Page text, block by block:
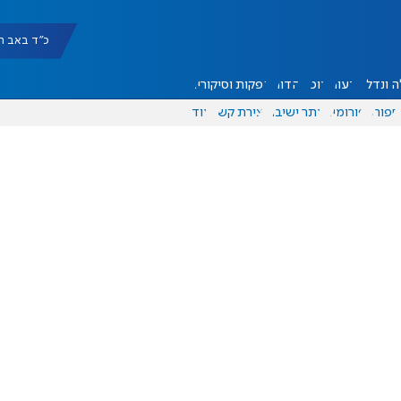
כ"ד באב תשפ"ו
ונדל"ן דעות אוכל יהדות הפקות וסיקורים
ספורט פורומים אתר ישיבה יצירת קשר עוד